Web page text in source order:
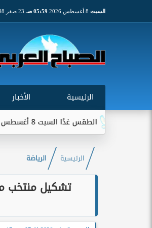
السبت 05:59 صـ 23 صفر 1448
الرئيسية الأخبار
الطقس غدًا السبت 8 أغسطس 2026.. انخفاض الحرارة وشبورة ورياح على عدة...
الرئيسية الرياضة